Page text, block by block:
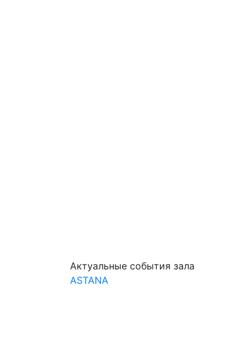
Актуальные события зала
ASTANA